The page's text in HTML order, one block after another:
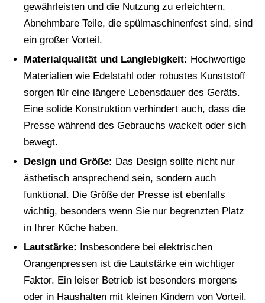
gewährleisten und die Nutzung zu erleichtern.
Abnehmbare Teile, die spülmaschinenfest sind, sind
ein großer Vorteil.
Materialqualität und Langlebigkeit: Hochwertige
Materialien wie Edelstahl oder robustes Kunststoff
sorgen für eine längere Lebensdauer des Geräts.
Eine solide Konstruktion verhindert auch, dass die
Presse während des Gebrauchs wackelt oder sich
bewegt.
Design und Größe: Das Design sollte nicht nur
ästhetisch ansprechend sein, sondern auch
funktional. Die Größe der Presse ist ebenfalls
wichtig, besonders wenn Sie nur begrenzten Platz
in Ihrer Küche haben.
Lautstärke: Insbesondere bei elektrischen
Orangenpressen ist die Lautstärke ein wichtiger
Faktor. Ein leiser Betrieb ist besonders morgens
oder in Haushalten mit kleinen Kindern von Vorteil.